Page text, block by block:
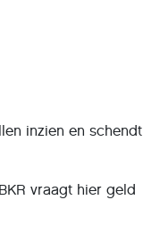
inzien en schendt
vraagt hier geld